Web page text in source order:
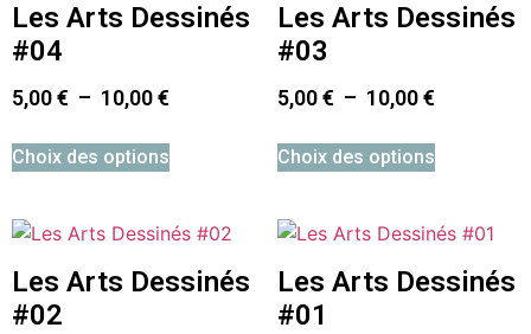
Les Arts Dessinés
#04
5,00€ – 10,00€
Choix des options
Les Arts Dessinés
#03
5,00€ – 10,00€
Choix des options
Les Arts Dessinés
#02
Les Arts Dessinés
#01